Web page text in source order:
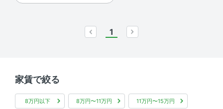
prev
1
家賃で絞る
8万円以下 8万円〜11万円 11万円〜15万円